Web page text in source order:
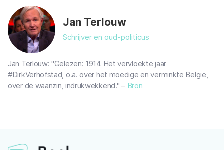
Jan Terlouw
Schrijver en oud-politicus
Jan Terlouw: "Gelezen: 1914 Het vervloekte jaar
#DirkVerhofstad, o.a. over het moedige en verminkte België,
over de waanzin, indrukwekkend." – Bron